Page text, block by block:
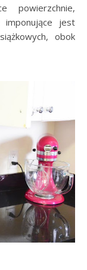
powierzchnie,
imponujące jest
obok